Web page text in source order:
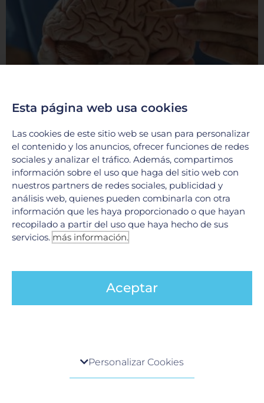
9 junio, 2026
En el ámbito de la neurología, existe una máxima ineludible:
«El tiempo es cerebro». Cuando una persona experimenta
síntomas de un evento cerebrovascular (ictus o
LEER MÁS »
Imagen en Stroke en Hospital Galenia
Esta página web usa cookies
Las cookies de este sitio web se usan para personalizar
el contenido y los anuncios, ofrecer funciones de redes
sociales y analizar el tráfico. Además, compartimos
información sobre el uso que haga del sitio web con
nuestros partners de redes sociales, publicidad y
análisis web, quienes pueden combinarla con otra
información que les haya proporcionado o que hayan
recopilado a partir del uso que haya hecho de sus
servicios.más información.
Aceptar
Cuando visita cualquier sitio web, el mismo podría
Personalizar Cookies